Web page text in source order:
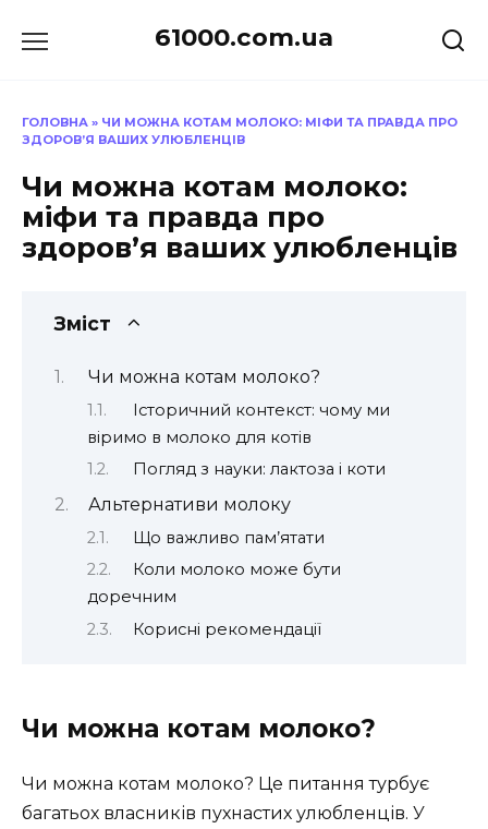
до
61000.com.ua
ГОЛОВНА » ЧИ МОЖНА КОТАМ МОЛОКО: МІФИ ТА ПРАВДА ПРО
ЗДОРОВ’Я ВАШИХ УЛЮБЛЕНЦІВ
Чи можна котам молоко:
міфи та правда про
здоров’я ваших улюбленців
Зміст
Чи можна котам молоко?
Історичний контекст: чому ми
віримо в молоко для котів
Погляд з науки: лактоза і коти
Альтернативи молоку
Що важливо пам’ятати
Коли молоко може бути
доречним
Корисні рекомендації
Чи можна котам молоко?
Чи можна котам молоко? Це питання турбує
багатьох власників пухнастих улюбленців. У